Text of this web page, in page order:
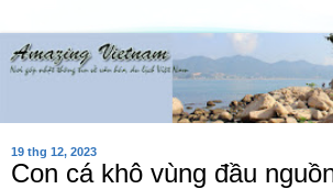
19 thg 12, 2023
Con cá khô vùng đầu